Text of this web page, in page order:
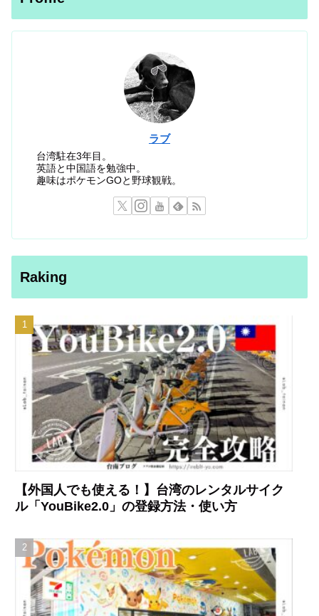
ラブ
台湾駐在3年目。
英語と中国語を勉強中。
趣味はポケモンGOと野球観戦。
Raking
【外国人でも使える！】台湾のレンタルサイク
ル「YouBike2.0」の登録方法・使い方